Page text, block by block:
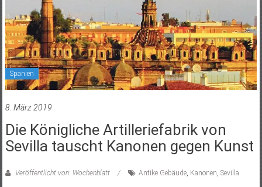
Spanien
8. März 2019
Die Königliche Artilleriefabrik von
Sevilla tauscht Kanonen gegen Kunst
Veröffentlicht von: Wochenblatt Antike Gebäude, Kanonen, Sevilla